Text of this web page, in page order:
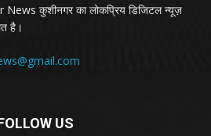
News कुशीनगर का लोकप्रिय डिजिटल न्यूज़
है।
US